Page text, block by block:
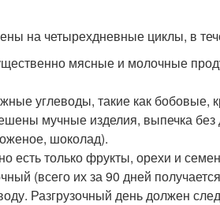
на четырехдневные циклы, в
мясные и молочные
углеводы, такие как бобовые,
мучные изделия, выпечка
шоколад).
есть только фрукты, орехи и
(всего их за 90 дней
Разгрузочный день должен